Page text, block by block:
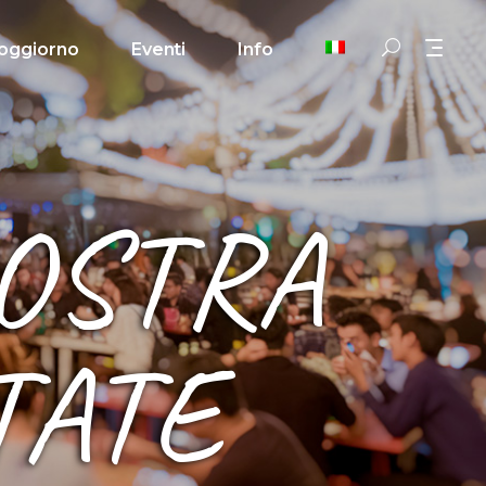
Eventi Info